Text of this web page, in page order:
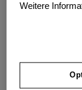
beabsichtigt
Bereits im
Vorstand
beenden
Weitere